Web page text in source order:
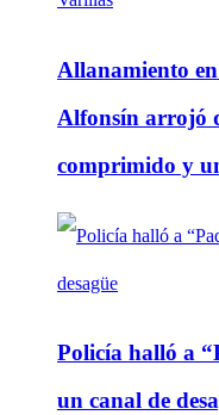
Allanamiento
Alfonsín arrojó
comprimido y
Policía halló a
un canal de